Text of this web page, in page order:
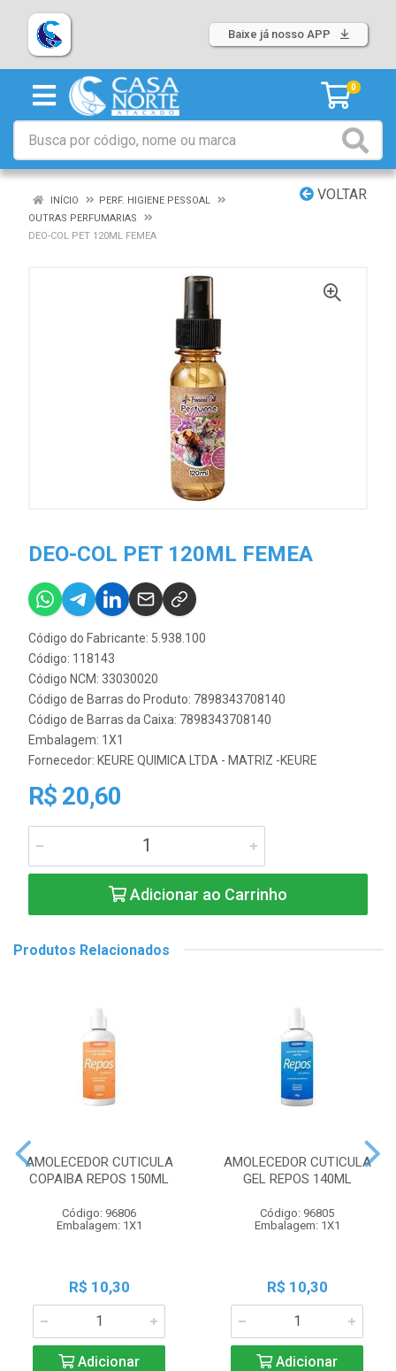
Baixe já nosso APP
0
VOLTAR
INÍCIO
PERF. HIGIENE PESSOAL
OUTRAS PERFUMARIAS
DEO-COL PET 120ML FEMEA
DEO-COL PET 120ML FEMEA
Código do Fabricante: 5.938.100
Código: 118143
Código NCM: 33030020
Código de Barras do Produto: 7898343708140
Código de Barras da Caixa: 7898343708140
Embalagem: 1X1
Fornecedor: KEURE QUIMICA LTDA - MATRIZ -KEURE
R$ 20,60
Adicionar ao Carrinho
Produtos Relacionados
AMOLECEDOR CUTICULA
COPAIBA REPOS 150ML
Código: 96806
Embalagem: 1X1
R$ 10,30
Adicionar
AMOLECEDOR CUTICULA
GEL REPOS 140ML
Código: 96805
Embalagem: 1X1
R$ 10,30
Adicionar